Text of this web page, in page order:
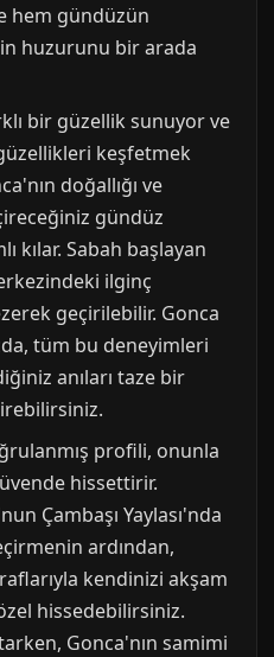
hem gündüzün
huzurunu bir arada
bir güzellik sunuyor ve
keşfetmek
doğallığı ve
gündüz
kılar. Sabah başlayan
ilginç
geçirilebilir. Gonca
tüm bu deneyimleri
anıları taze bir
profili, onunla
hissettirir.
Çambaşı Yaylası'nda
ardından,
kendinizi akşam
hissedebilirsiniz.
Gonca'nın samimi